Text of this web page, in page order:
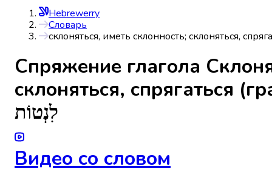
Hebrewerry
Словарь
склоняться, иметь склонность; склоняться,
Спряжениe глагола
склоняться, спрягаться
לִנְטוֹת
Видео со словом